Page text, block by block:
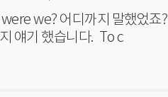
까지 말했었죠? We were talking about landing at the airport. 공항에서 내
린 데까지 얘기 했습니다. To c